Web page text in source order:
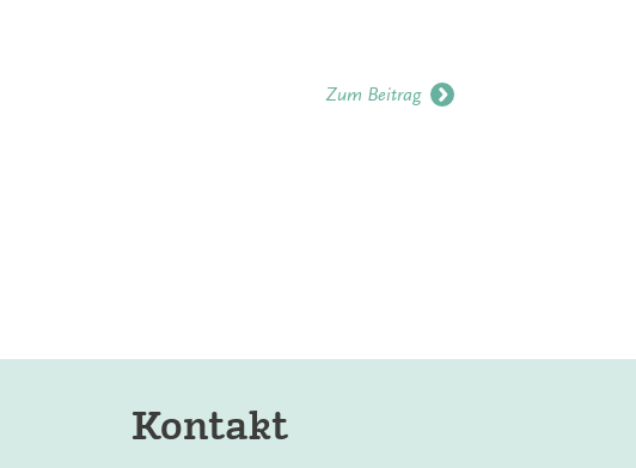
Zum Beitrag
Kontakt